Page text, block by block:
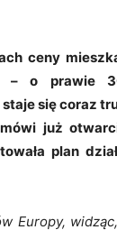
ceny
– o prawie
się coraz
już
plan
Europy,